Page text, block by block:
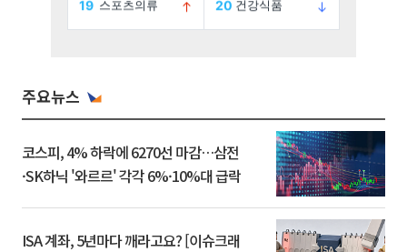
주요뉴스
코스피, 4% 하락에 6270선 마감…삼전
·SK하닉 '와르르' 각각 6%·10%대 급락
ISA 계좌, 5년마다 깨라고요? [이슈크래